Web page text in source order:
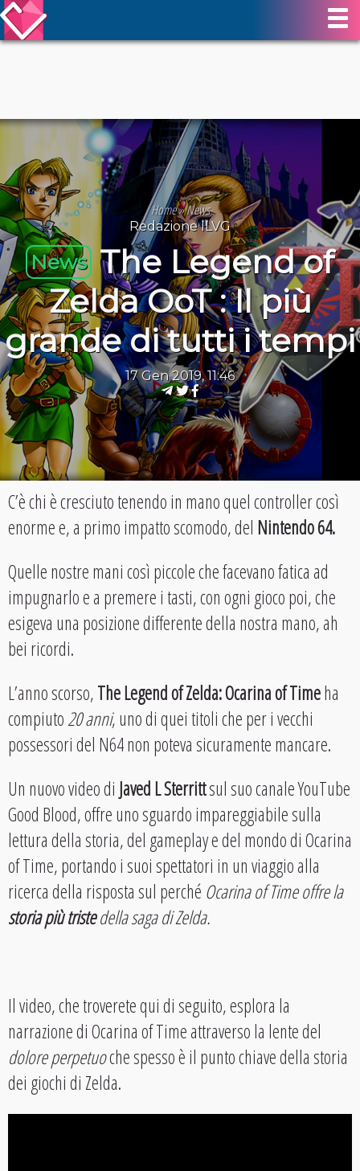
Home»News
Redazione ILVG
News The Legend of
Zelda OoT : Il più
grande di tutti i tempi
17 Gen 2019, 11:46
C’è chi è cresciuto tenendo in mano quel controller così
enorme e, a primo impatto scomodo, del Nintendo 64.
Quelle nostre mani così piccole che facevano fatica ad
impugnarlo e a premere i tasti, con ogni gioco poi, che
esigeva una posizione differente della nostra mano, ah
bei ricordi.
L’anno scorso,The Legend of Zelda: Ocarina of Timeha
compiuto20 anni, uno di quei titoli che per i vecchi
possessori del N64 non poteva sicuramente mancare.
Un nuovo video di Javed L Sterrittsul suo canale YouTube
Good Blood, offre uno sguardo impareggiabile sulla
lettura della storia, del gameplay e del mondo di Ocarina
of Time, portando i suoi spettatori in un viaggio alla
ricerca della risposta sul perché Ocarina of Time offre la
storia più tristedella saga di Zelda.
Il video, che troverete qui di seguito, esplora la
narrazione di Ocarina of Time attraverso la lente del
dolore perpetuoche spesso è il punto chiave della storia
dei giochi di Zelda.